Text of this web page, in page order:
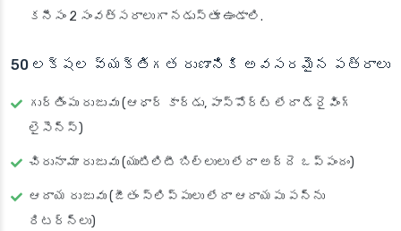
కనీసం 2 సంవత్సరాలుగా నడుస్తూ ఉండాలి.
50 లక్షల వ్యక్తిగత రుణానికి అవసరమైన పత్రాలు
గుర్తింపు రుజువు (ఆధార్ కార్డు, పాస్‌పోర్ట్ లేదా డ్రైవింగ్
లైసెన్స్)
చిరునామా రుజువు (యుటిలిటీ బిల్లులు లేదా అద్దె ఒప్పందం)
ఆదాయ రుజువు (జీతం స్లిప్పులు లేదా ఆదాయపు పన్ను
రిటర్న్‌లు)